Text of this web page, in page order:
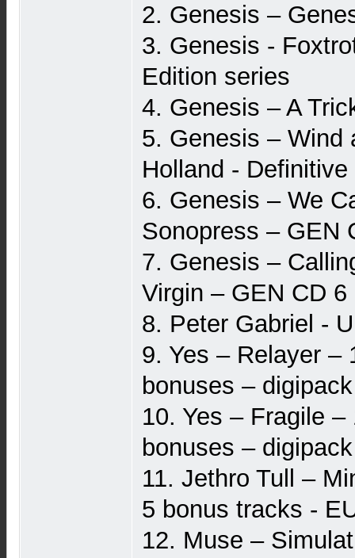
2. Genesis –
3. Genesis -
Edition series
4. Genesis – A
5. Genesis – Wind
Holland -
6. Genesis – We
Sonopress – GEN
7. Genesis –
Virgin – GEN CD 6
8. Peter Gabriel -
9. Yes – Relayer –
bonuses –
10. Yes – Fragile
bonuses –
11. Jethro Tull –
5 bonus tracks -
12. Muse –